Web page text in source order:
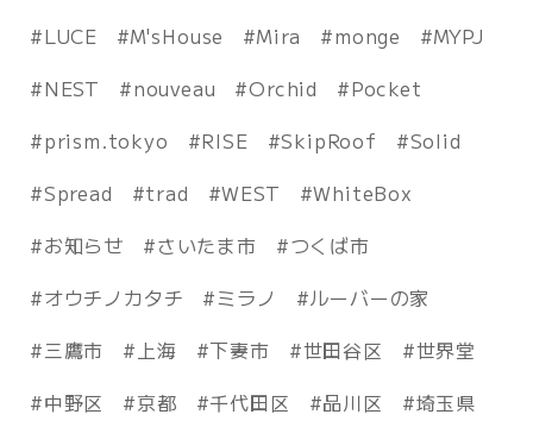
LUCE
M'sHouse Mira monge
MYPJ
NEST
nouveau Orchid
Pocket
prism.tokyo
RISE SkipRoof
Solid
Spread
trad WEST
WhiteBox
お知らせ
さいたま市
つくば市
オウチノカタチ
ミラノ
ルーバーの家
三鷹市
上海 下妻市 世田谷区
世界堂
中野区
京都 千代田区 品川区
埼玉県